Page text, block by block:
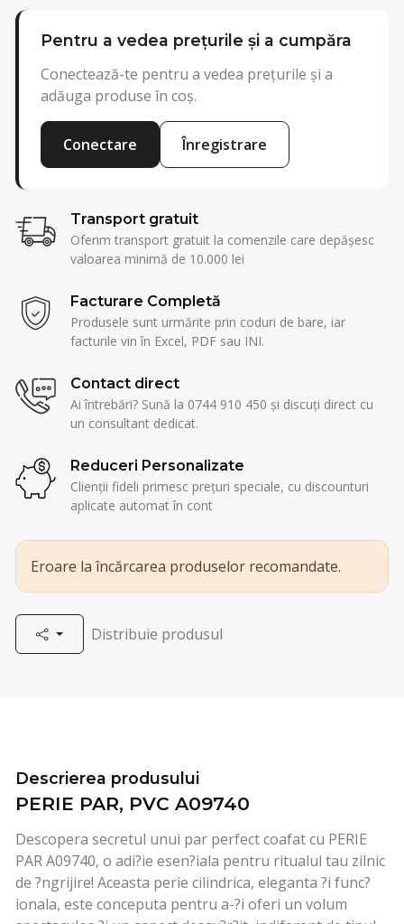
Pentru a vedea prețurile și a cumpăra
Conectează-te pentru a vedea prețurile și a
adăuga produse în coș.
Conectare Înregistrare
Transport gratuit
Oferim transport gratuit la comenzile care depășesc
valoarea minimă de 10.000 lei
Facturare Completă
Produsele sunt urmărite prin coduri de bare, iar
facturile vin în Excel, PDF sau INI.
Contact direct
Ai întrebări? Sună la 0744 910 450 și discuți direct cu
un consultant dedicat.
Reduceri Personalizate
Clienții fideli primesc prețuri speciale, cu discounturi
aplicate automat în cont
Eroare la încărcarea produselor recomandate.
Distribuie produsul
Descrierea produsului
PERIE PAR, PVC A09740
Descopera secretul unui par perfect coafat cu PERIE
PAR A09740, o adi?ie esen?iala pentru ritualul tau zilnic
de ?ngrijire! Aceasta perie cilindrica, eleganta ?i func?
ionala, este conceputa pentru a-?i oferi un volum